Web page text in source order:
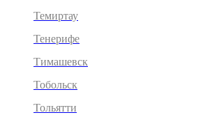
Темиртау
Тенерифе
Тимашевск
Тобольск
Тольятти